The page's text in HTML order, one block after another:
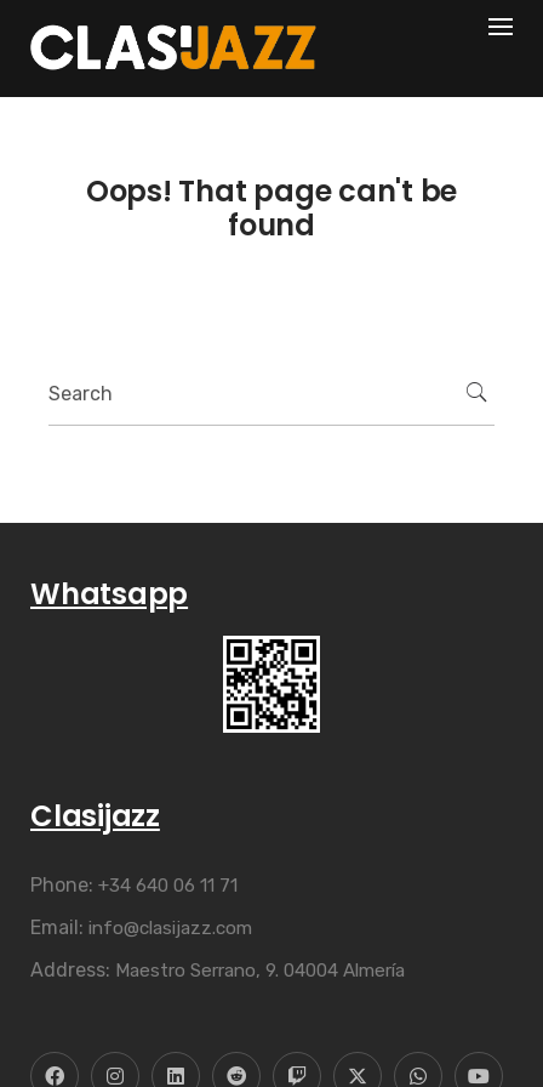
content
404
Oops! That page can't be
found
Whatsapp
Clasijazz
Phone: +34 640 06 11 71
Email: info@clasijazz.com
Address: Maestro Serrano, 9. 04004 Almería